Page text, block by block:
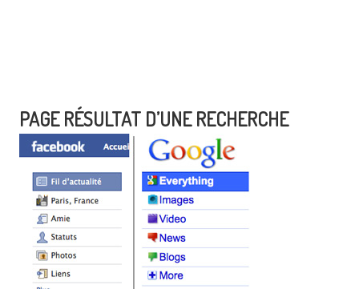
PAGE RÉSULTAT D’UNE RECHERCHE